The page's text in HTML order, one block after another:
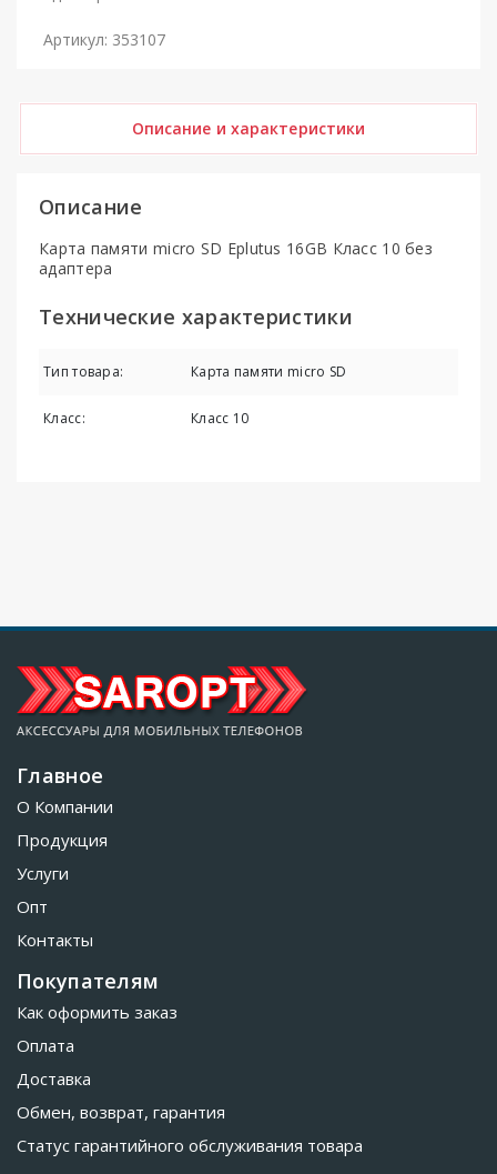
Артикул: 353107
Описание и характеристики
Описание
Карта памяти micro SD Eplutus 16GB Класс 10 без
адаптера
Технические характеристики
Тип товара: Карта памяти micro SD
Класс: Класс 10
Главное
О Компании
Продукция
Услуги
Опт
Контакты
Покупателям
Как оформить заказ
Оплата
Доставка
Обмен, возврат, гарантия
Статус гарантийного обслуживания товара